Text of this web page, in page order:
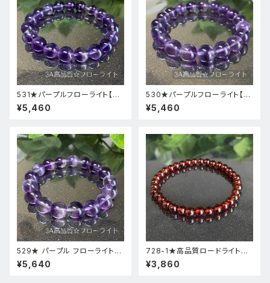
531★パープルフローライト【高
品質・高透明度】天然石パワース
トーンブレスレット新品
¥5,460
530★パープルフローライト【高
品質・高透明度】天然石パワース
トーンブレスレット新品
¥5,460
529★ パープル フローライト【
高品質 ・ 高透明度 】天然石 パ
ワーストーン ブレスレット 新品
¥5,640
728-1★高品質ロードライトガ
ーネット★天然石ブレスレットパ
ワーストーン新品
¥3,860